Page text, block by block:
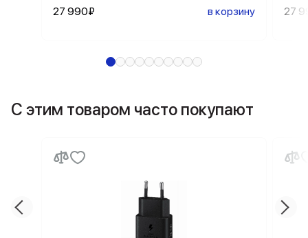
27 990₽
в корзину
27
С этим товаром часто покупают